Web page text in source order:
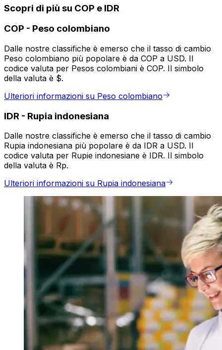
Scopri di più su COP e IDR
COP - Peso colombiano
Dalle nostre classifiche è emerso che il tasso di cambio
Peso colombiano più popolare è da COP a USD. Il
codice valuta per Pesos colombiani è COP. Il simbolo
della valuta è $.
Ulteriori informazioni su Peso colombiano
IDR - Rupia indonesiana
Dalle nostre classifiche è emerso che il tasso di cambio
Rupia indonesiana più popolare è da IDR a USD. Il
codice valuta per Rupie indonesiane è IDR. Il simbolo
della valuta è Rp.
Ulteriori informazioni su Rupia indonesiana